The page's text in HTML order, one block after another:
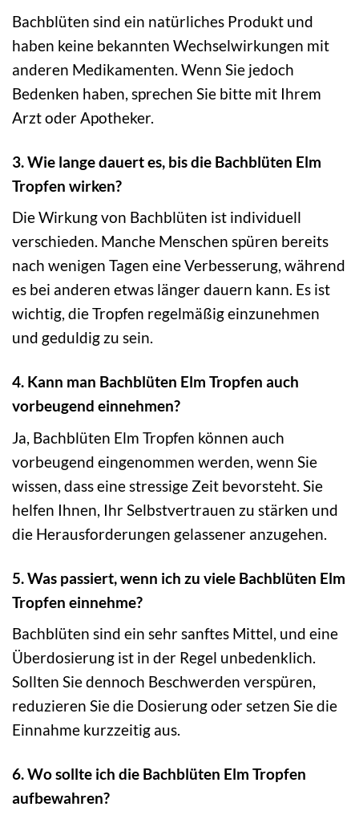
Bachblüten sind ein natürliches Produkt und
haben keine bekannten Wechselwirkungen mit
anderen Medikamenten. Wenn Sie jedoch
Bedenken haben, sprechen Sie bitte mit Ihrem
Arzt oder Apotheker.
3. Wie lange dauert es, bis die Bachblüten Elm
Tropfen wirken?
Die Wirkung von Bachblüten ist individuell
verschieden. Manche Menschen spüren bereits
nach wenigen Tagen eine Verbesserung, während
es bei anderen etwas länger dauern kann. Es ist
wichtig, die Tropfen regelmäßig einzunehmen
und geduldig zu sein.
4. Kann man Bachblüten Elm Tropfen auch
vorbeugend einnehmen?
Ja, Bachblüten Elm Tropfen können auch
vorbeugend eingenommen werden, wenn Sie
wissen, dass eine stressige Zeit bevorsteht. Sie
helfen Ihnen, Ihr Selbstvertrauen zu stärken und
die Herausforderungen gelassener anzugehen.
5. Was passiert, wenn ich zu viele Bachblüten Elm
Tropfen einnehme?
Bachblüten sind ein sehr sanftes Mittel, und eine
Überdosierung ist in der Regel unbedenklich.
Sollten Sie dennoch Beschwerden verspüren,
reduzieren Sie die Dosierung oder setzen Sie die
Einnahme kurzzeitig aus.
6. Wo sollte ich die Bachblüten Elm Tropfen
aufbewahren?